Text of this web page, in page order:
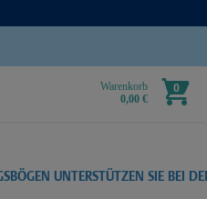
Warenkorb
0,00 €
0
UNTERSTÜTZEN SIE BEI